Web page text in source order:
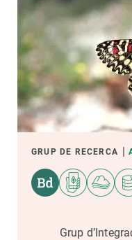
GRUP DE RECERCA
Grup